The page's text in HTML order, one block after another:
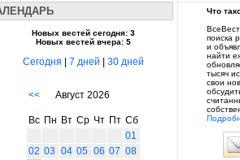
Новых вестей сегодня: 3
Новых вестей вчера: 5
Сегодня 7 дней 30 дней
<< Август 2026
Вс Пн Вт Ср Чт Пт Сб
01
02 03 04 05 06 07 08
Что
поиска
и
найти
тысяч
свои